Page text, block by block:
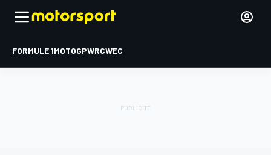
FORMULE 1MOTOGPWRCWEC